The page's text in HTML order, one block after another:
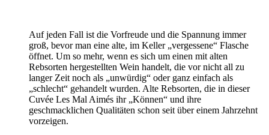
Auf jeden Fall ist die Vorfreude und die Spannung immer
groß, bevor man eine alte, im Keller „vergessene“ Flasche
öffnet. Um so mehr, wenn es sich um einen mit alten
Rebsorten hergestellten Wein handelt, die vor nicht all zu
langer Zeit noch als „unwürdig“ oder ganz einfach als
„schlecht“ gehandelt wurden. Alte Rebsorten, die in dieser
Cuvée Les Mal Aimés ihr „Können“ und ihre
geschmacklichen Qualitäten schon seit über einem Jahrzehnt
vorzeigen.